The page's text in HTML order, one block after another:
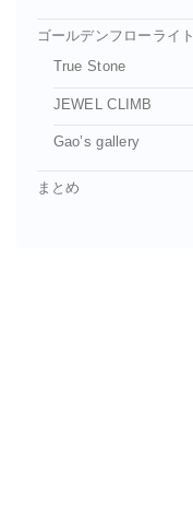
ゴールデンフローライ
True Stone
JEWEL CLIMB
Gao’s gallery
まとめ